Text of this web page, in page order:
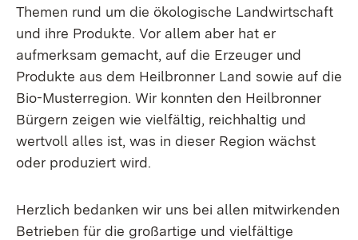
Themen rund um die ökologische Landwirtschaft
und ihre Produkte. Vor allem aber hat er
aufmerksam gemacht, auf die Erzeuger und
Produkte aus dem Heilbronner Land sowie auf die
Bio-Musterregion. Wir konnten den Heilbronner
Bürgern zeigen wie vielfältig, reichhaltig und
wertvoll alles ist, was in dieser Region wächst
oder produziert wird.
Herzlich bedanken wir uns bei allen mitwirkenden
Betrieben für die großartige und vielfältige